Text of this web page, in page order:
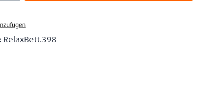
RelaxBett.398